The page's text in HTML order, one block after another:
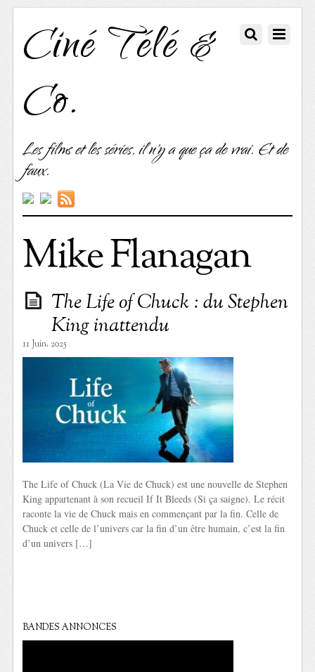
Ciné Télé &
Co.
Les films et les séries, il n'y a que ça de vrai. Et de
faux.
Mike Flanagan
The Life of Chuck : du Stephen
King inattendu
11 Juin. 2025
The Life of Chuck (La Vie de Chuck) est une nouvelle de Stephen
King appartenant à son recueil If It Bleeds (Si ça saigne). Le récit
raconte la vie de Chuck mais en commençant par la fin. Celle de
Chuck et celle de l’univers car la fin d’un être humain, c’est la fin
d’un univers […]
BANDES ANNONCES